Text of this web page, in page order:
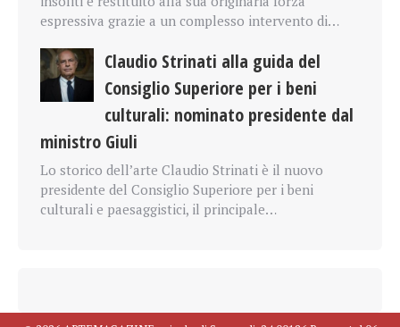
espressiva grazie a un complesso intervento di…
Claudio Strinati alla guida del
Consiglio Superiore per i beni
culturali: nominato presidente dal
ministro Giuli
Lo storico dell’arte Claudio Strinati è il nuovo
presidente del Consiglio Superiore per i beni
culturali e paesaggistici, il principale…